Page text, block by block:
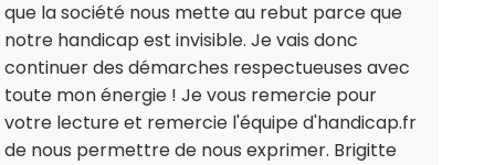
que la société nous mette au rebut parce que
notre handicap est invisible. Je vais donc
continuer des démarches respectueuses avec
toute mon énergie ! Je vous remercie pour
votre lecture et remercie l'équipe d'handicap.fr
de nous permettre de nous exprimer. Brigitte